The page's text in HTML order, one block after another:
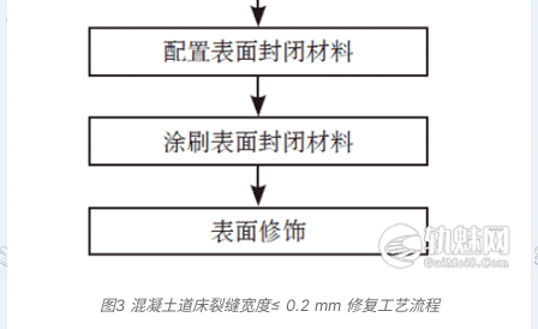
图3 混凝土道床裂缝宽度≤ 0.2 mm 修复工艺流程